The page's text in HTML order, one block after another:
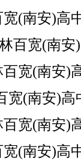
(南安)高
百宽(南
宽(南安)
宽(南安)高
宽(南安)
(南安)高